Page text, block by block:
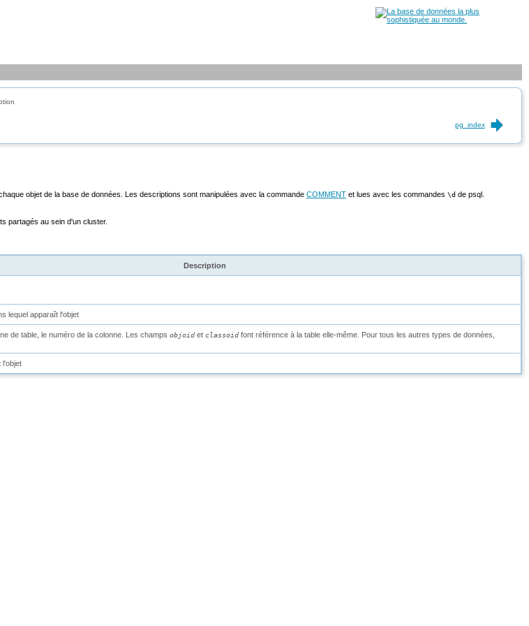
pg_index
objet de la base de données. Les descriptions sont manipulées avec la commande COMMENT et lues avec les commandes \d de psql
partagés au sein d'un cluster.
Description
lequel apparaît l'objet
de table, le numéro de la colonne. Les champs objoidet classoidfont référence à la table elle-même. Pour tous les autres types de données,
l'objet